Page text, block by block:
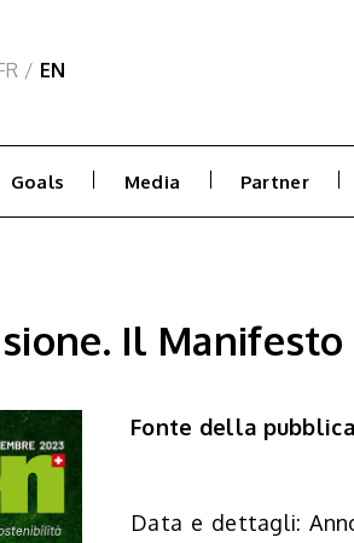
/ EN
Goals Media Partner
Il
Fonte della
Data e dettagli: